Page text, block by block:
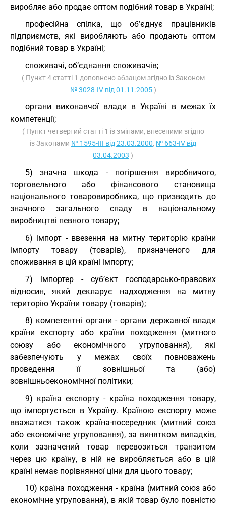
виробляє або продає оптом подібний товар в Україні;
професійна спілка, що об’єднує працівників
підприємств, які виробляють або продають оптом
подібний товар в Україні;
споживачі, об’єднання споживачів;
( Пункт 4 статті 1 доповнено абзацом згідно із Законом
№ 3028-IV від 01.11.2005)
органи виконавчої влади в Україні в межах їх
компетенції;
( Пункт четвертий статті 1 із змінами, внесеними згідно
із Законами № 1595-III від 23.03.2000, № 663-IV від
03.04.2003 )
5) значна шкода - погіршення виробничого,
торговельного або фінансового становища
національного товаровиробника, що призводить до
значного загального спаду в національному
виробництві певного товару;
6) імпорт - ввезення на митну територію країни
імпорту товару (товарів), призначеного для
споживання в цій країні імпорту;
7) імпортер - суб’єкт господарсько-правових
відносин, який декларує надходження на митну
територію України товару (товарів);
8) компетентні органи - органи державної влади
країни експорту або країни походження (митного
союзу або економічного угруповання), які
забезпечують у межах своїх повноважень
проведення її зовнішньої та (або)
зовнішньоекономічної політики;
9) країна експорту - країна походження товару,
що імпортується в Україну. Країною експорту може
вважатися також країна-посередник (митний союз
або економічне угруповання), за винятком випадків,
коли зазначений товар перевозиться транзитом
через цю країну, в ній не виробляється або в цій
країні немає порівнянної ціни для цього товару;
10) країна походження - країна (митний союз або
економічне угруповання), в якій товар було повністю